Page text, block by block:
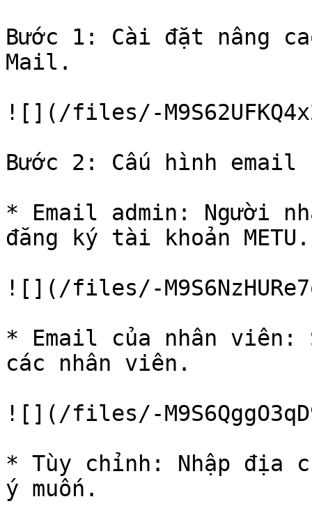
Bước 1: Cài đặt nâng
Mail.
![](/files/-
Bước 2: Cấu hình email
* Email admin: Người
đăng ký tài khoản METU.
![](/files/-
* Email của nhân viên:
các nhân viên.
![](/files/-
* Tùy chỉnh: Nhập địa
ý muốn.